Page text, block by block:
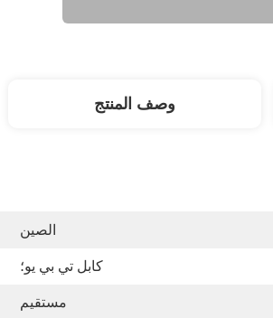
وصف المنتج
الصين
كابل تي بي يو؛
مستقيم